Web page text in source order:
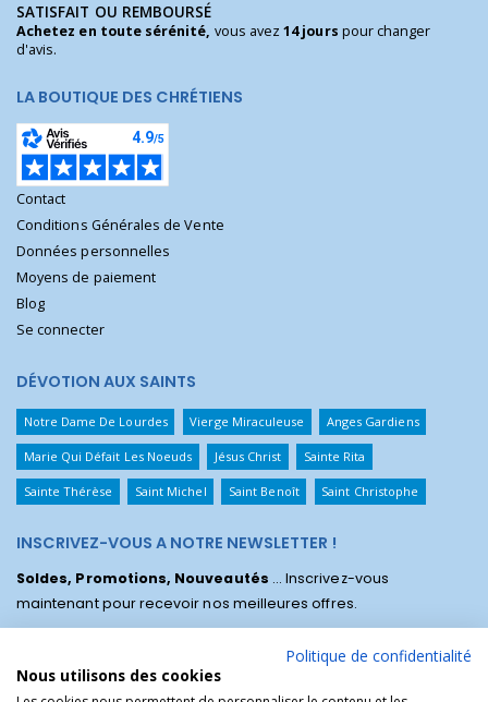
SATISFAIT OU REMBOURSÉ
Achetez en toute sérénité, vous avez14 jours pour changer
d'avis.
LA BOUTIQUE DES CHRÉTIENS
Contact
Conditions Générales de Vente
Données personnelles
Moyens de paiement
Blog
Se connecter
DÉVOTION AUX SAINTS
Notre Dame De Lourdes Vierge Miraculeuse Anges Gardiens
Marie Qui Défait Les Noeuds Jésus Christ Sainte Rita
Sainte Thérèse Saint Michel Saint Benoît Saint Christophe
INSCRIVEZ-VOUS A NOTRE NEWSLETTER !
Soldes, Promotions, Nouveautés ... Inscrivez-vous
maintenant pour recevoir nos meilleures offres.
Politique de confidentialité
Nous utilisons des cookies